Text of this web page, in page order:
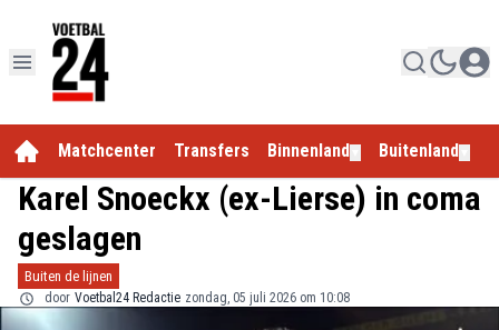
Matchcenter Transfers Binnenland Buitenland
Karel Snoeckx (ex-Lierse) in coma
geslagen
Buiten de lijnen
door Voetbal24 Redactie zondag, 05 juli 2026 om 10:08